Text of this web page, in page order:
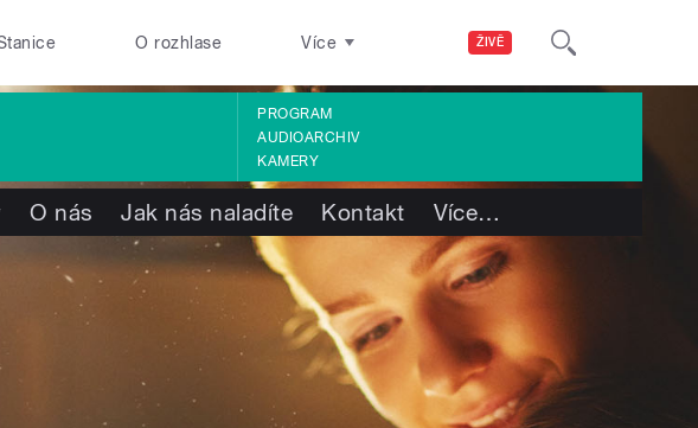
ŽIVĚ
O rozhlase Více
PROGRAM
AUDIOARCHIV
KAMERY
O nás Jak nás naladíte Kontakt Více…